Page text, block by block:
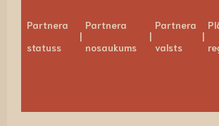
Partnera
statuss
Partnera
nosaukums
Partnera
valsts